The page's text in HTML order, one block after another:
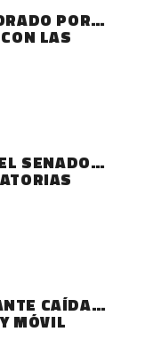
POR
LAS
SENADO
CAÍDA
MÓVIL